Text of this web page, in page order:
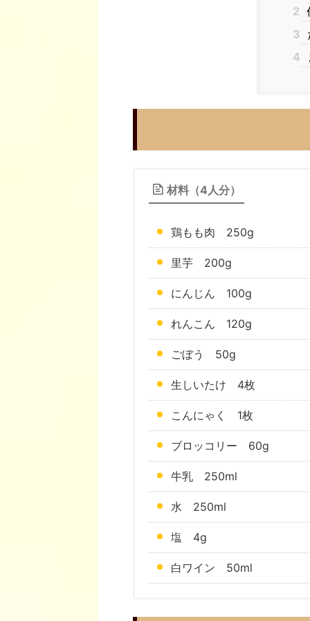
2
3
4
材料（4人分）
鶏もも肉 250g
里芋 200g
にんじん 100g
れんこん 120g
ごぼう 50g
生しいたけ 4枚
こんにゃく 1枚
ブロッコリー 60g
牛乳 250ml
水 250ml
塩 4g
白ワイン 50ml